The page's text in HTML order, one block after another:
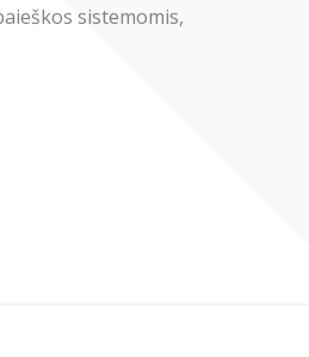
sistemomis,